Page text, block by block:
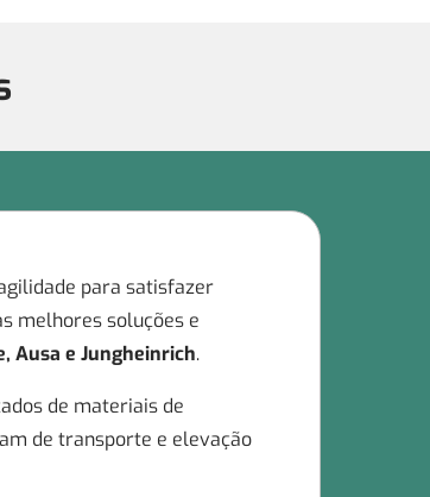
para satisfazer
melhores soluções e
Ausa e Jungheinrich.
de materiais de
de transporte e elevação